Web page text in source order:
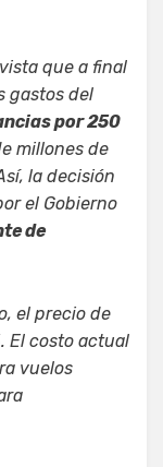
que a final
gastos del
por 250
millones de
la decisión
el Gobierno
de
el precio de
El costo actual
vuelos